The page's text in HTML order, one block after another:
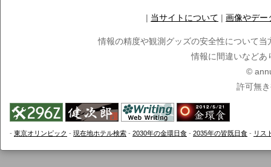
| 当サイトについて | 画像やデー
情報の精度や観測グッズの安全性について
情報に間違いなどあ
©
許可無
- 東京オリンピック - 現在地ホテル検索 - 2030年の金環日食 - 2035年の皆既日食 - リス